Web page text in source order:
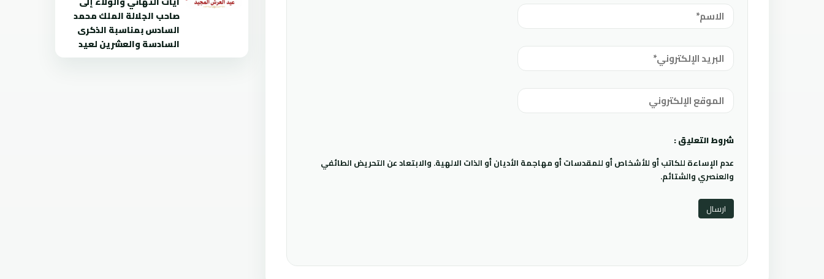
شروط التعليق :
عدم الإساءة للكاتب أو للأشخاص أو للمقدسات أو مهاجمة الأديان أو الذات الالهية. والابتعاد عن التحريض الطائفي
والعنصري والشتائم.
صاحب الجلالة الملك محمد
السادس بمناسبة الذكرى
السادسة والعشرين لعيد